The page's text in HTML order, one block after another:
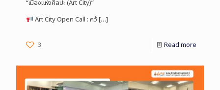
“เมืองแห่งศิลปะ (Art City)”
Art City Open Call : คว้ […]
3 Read more